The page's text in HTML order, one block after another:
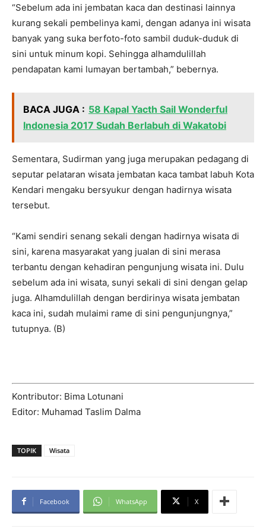
“Sebelum ada ini jembatan kaca dan destinasi lainnya
kurang sekali pembelinya kami, dengan adanya ini wisata
banyak yang suka berfoto-foto sambil duduk-duduk di
sini untuk minum kopi. Sehingga alhamdulillah
pendapatan kami lumayan bertambah,” bebernya.
BACA JUGA : 58 Kapal Yacth Sail Wonderful
Indonesia 2017 Sudah Berlabuh di Wakatobi
Sementara, Sudirman yang juga merupakan pedagang di
seputar pelataran wisata jembatan kaca tambat labuh Kota
Kendari mengaku bersyukur dengan hadirnya wisata
tersebut.
“Kami sendiri senang sekali dengan hadirnya wisata di
sini, karena masyarakat yang jualan di sini merasa
terbantu dengan kehadiran pengunjung wisata ini. Dulu
sebelum ada ini wisata, sunyi sekali di sini dengan gelap
juga. Alhamdulillah dengan berdirinya wisata jembatan
kaca ini, sudah mulaimi rame di sini pengunjungnya,”
tutupnya. (B)
Kontributor: Bima Lotunani
Editor: Muhamad Taslim Dalma
TOPIK Wisata
Facebook WhatsApp X